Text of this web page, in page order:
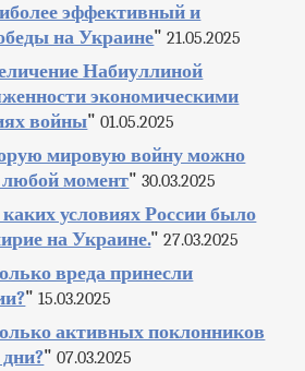
эффективный и
на Украине" 21.05.2025
Набиуллиной
экономическими
войны" 01.05.2025
мировую войну можно
момент" 30.03.2025
условиях России было
на Украине." 27.03.2025
вреда принесли
" 15.03.2025
активных поклонников
" 07.03.2025